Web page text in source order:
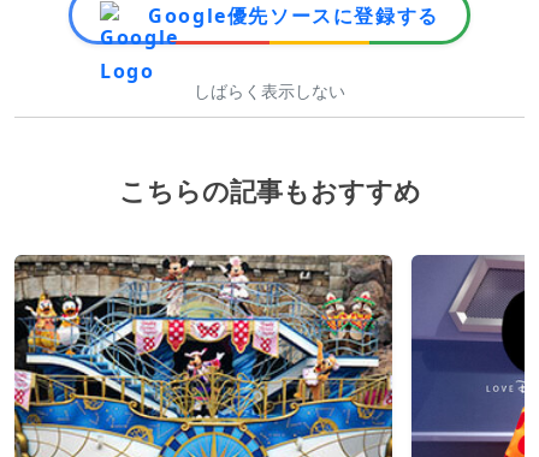
Google優先ソースに登録する
しばらく表示しない
こちらの記事もおすすめ